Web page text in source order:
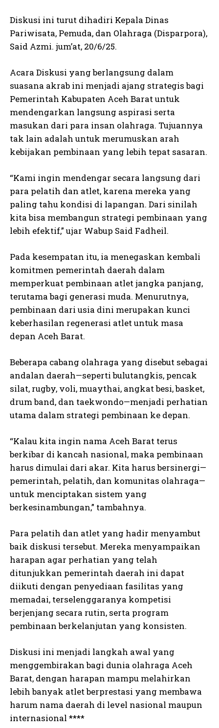
Diskusi ini turut dihadiri Kepala Dinas
Pariwisata, Pemuda, dan Olahraga (Disparpora),
Said Azmi. jum’at, 20/6/25.
Acara Diskusi yang berlangsung dalam
suasana akrab ini menjadi ajang strategis bagi
Pemerintah Kabupaten Aceh Barat untuk
mendengarkan langsung aspirasi serta
masukan dari para insan olahraga. Tujuannya
tak lain adalah untuk merumuskan arah
kebijakan pembinaan yang lebih tepat sasaran.
“Kami ingin mendengar secara langsung dari
para pelatih dan atlet, karena mereka yang
paling tahu kondisi di lapangan. Dari sinilah
kita bisa membangun strategi pembinaan yang
lebih efektif,” ujar Wabup Said Fadheil.
Pada kesempatan itu, ia menegaskan kembali
komitmen pemerintah daerah dalam
memperkuat pembinaan atlet jangka panjang,
terutama bagi generasi muda. Menurutnya,
pembinaan dari usia dini merupakan kunci
keberhasilan regenerasi atlet untuk masa
depan Aceh Barat.
Beberapa cabang olahraga yang disebut sebagai
andalan daerah—seperti bulutangkis, pencak
silat, rugby, voli, muaythai, angkat besi, basket,
drum band, dan taekwondo—menjadi perhatian
utama dalam strategi pembinaan ke depan.
“Kalau kita ingin nama Aceh Barat terus
berkibar di kancah nasional, maka pembinaan
harus dimulai dari akar. Kita harus bersinergi—
pemerintah, pelatih, dan komunitas olahraga—
untuk menciptakan sistem yang
berkesinambungan,” tambahnya.
Para pelatih dan atlet yang hadir menyambut
baik diskusi tersebut. Mereka menyampaikan
harapan agar perhatian yang telah
ditunjukkan pemerintah daerah ini dapat
diikuti dengan penyediaan fasilitas yang
memadai, terselenggaranya kompetisi
berjenjang secara rutin, serta program
pembinaan berkelanjutan yang konsisten.
Diskusi ini menjadi langkah awal yang
menggembirakan bagi dunia olahraga Aceh
Barat, dengan harapan mampu melahirkan
lebih banyak atlet berprestasi yang membawa
harum nama daerah di level nasional maupun
internasional ****